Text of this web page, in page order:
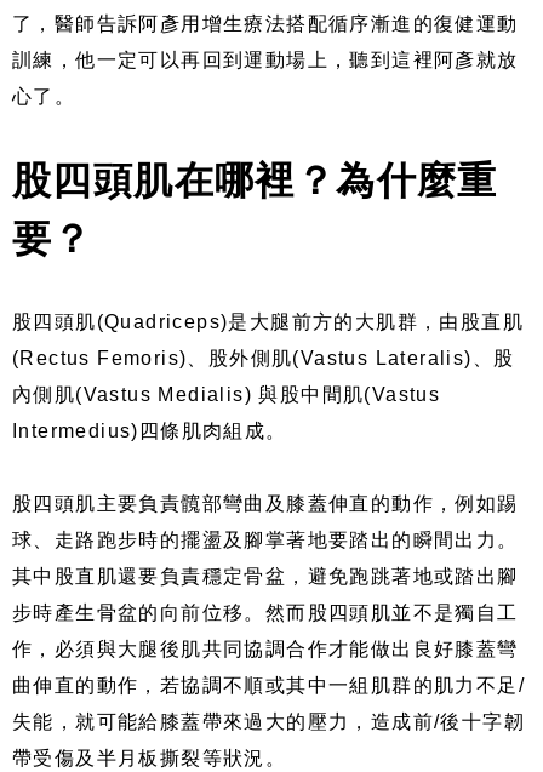
了，醫師告訴阿彥用增生療法搭配循序漸進的復健運動
訓練，他一定可以再回到運動場上，聽到這裡阿彥就放
心了。
股四頭肌在哪裡？為什麼重
要？
股四頭肌(Quadriceps)是大腿前方的大肌群，由股直肌
(Rectus Femoris)、股外側肌(Vastus Lateralis)、股
內側肌(Vastus Medialis) 與股中間肌(Vastus
Intermedius)四條肌肉組成。
股四頭肌主要負責髖部彎曲及膝蓋伸直的動作，例如踢
球、走路跑步時的擺盪及腳掌著地要踏出的瞬間出力。
其中股直肌還要負責穩定骨盆，避免跑跳著地或踏出腳
步時產生骨盆的向前位移。然而股四頭肌並不是獨自工
作，必須與大腿後肌共同協調合作才能做出良好膝蓋彎
曲伸直的動作，若協調不順或其中一組肌群的肌力不足/
失能，就可能給膝蓋帶來過大的壓力，造成前/後十字韌
帶受傷及半月板撕裂等狀況。